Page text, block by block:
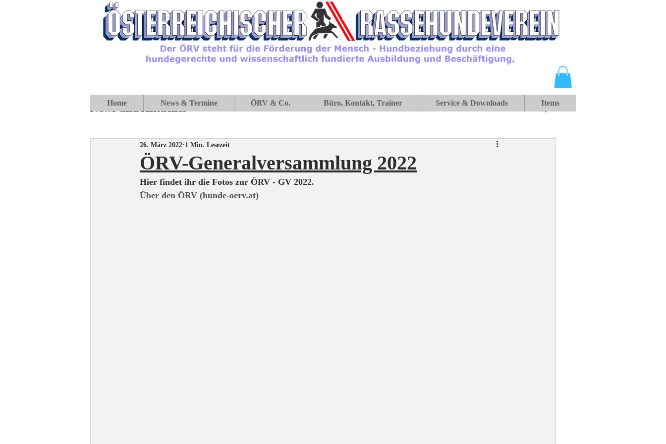
News und Aktuelles
ÖRV-Generalversammlung 2022
26. März 2022 1 Min. Lesezeit
Hier findet ihr die Fotos zur ÖRV - GV 2022.
Über den ÖRV (hunde-oerv.at)
Home News & Termine ÖRV & Co. Büro, Kontakt, Trainer Service & Downloads Items